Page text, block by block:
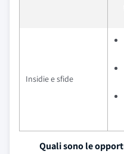
Insidie e sfide
Quali sono le